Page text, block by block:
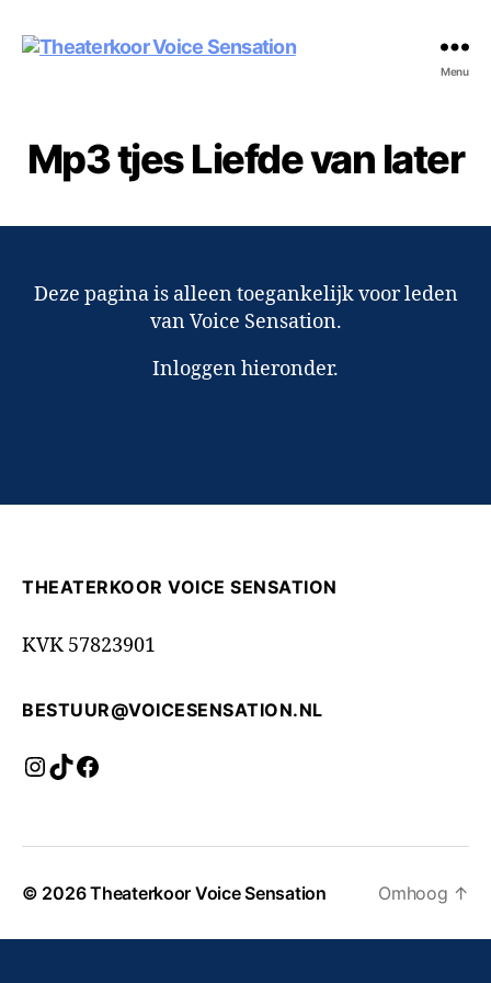
Menu
Mp3 tjes Liefde van later
Deze pagina is alleen toegankelijk voor leden
van Voice Sensation.
Inloggen hieronder.
THEATERKOOR VOICE SENSATION
KVK 57823901
BESTUUR@VOICESENSATION.NL
Instagram
TikTok
Facebook
© 2026Theaterkoor Voice Sensation Omhoog ↑